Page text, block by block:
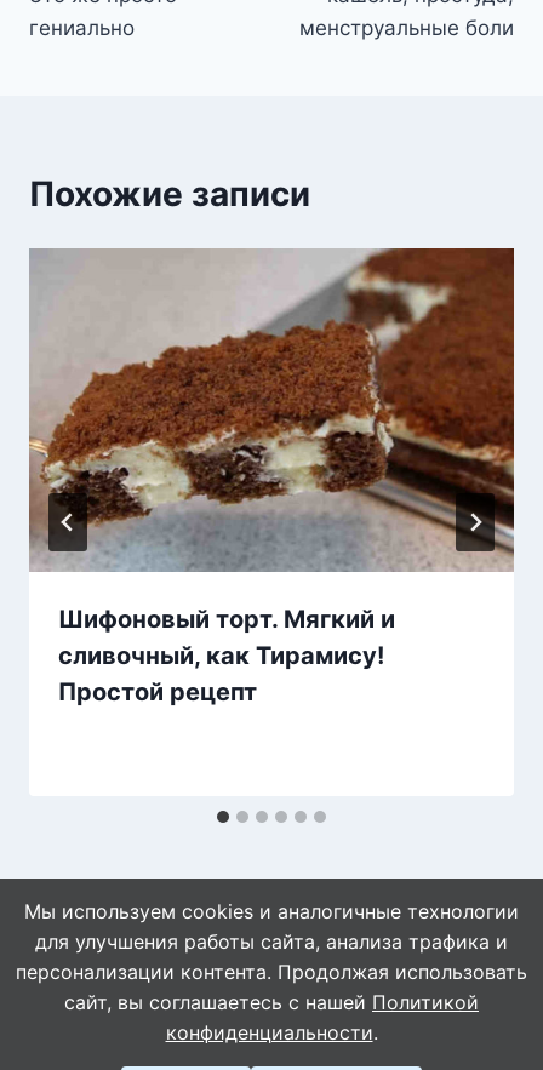
гениально
менструальные боли
Похожие записи
Шифоновый торт. Мягкий и
сливочный, как Тирамису!
Простой рецепт
© 2026 WebVinegret
Мы используем cookies и аналогичные технологии
для улучшения работы сайта, анализа трафика и
персонализации контента. Продолжая использовать
сайт, вы соглашаетесь с нашей Политикой
конфиденциальности.